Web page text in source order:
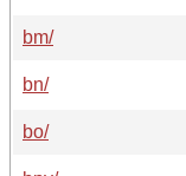
bm/
bn/
bo/